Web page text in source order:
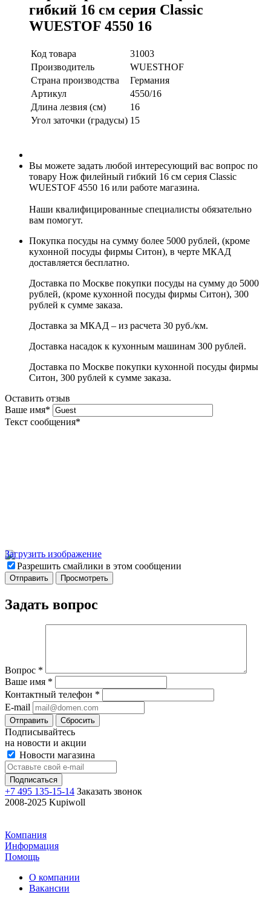
гибкий 16 см серия Classic
WUESTOF 4550 16
Код товара
31003
Производитель
WUESTHOF
Страна производства
Германия
Артикул
4550/16
Длина лезвия (см)
16
Угол заточки (градусы) 15
Вы можете задать любой интересующий вас вопрос по
товару Нож филейный гибкий 16 см серия Classic
WUESTOF 4550 16 или работе магазина.
Наши квалифицированные специалисты обязательно
вам помогут.
Покупка посуды на сумму более 5000 рублей, (кроме
кухонной посуды фирмы Ситон), в черте МКАД
доставляется бесплатно.
Доставка по Москве покупки посуды на сумму до 5000
рублей, (кроме кухонной посуды фирмы Ситон), 300
рублей к сумме заказа.
Доставка за МКАД – из расчета 30 руб./км.
Доставка насадок к кухонным машинам 300 рублей.
Доставка по Москве покупки кухонной посуды фирмы
Ситон, 300 рублей к сумме заказа.
Оставить отзыв
Ваше имя*
Текст сообщения*
Загрузить изображение
Разрешить смайлики в этом сообщении
Задать вопрос
Вопрос *
Ваше имя *
Контактный телефон *
E-mail
Отправить Сбросить
Подписывайтесь
на новости и акции
Новости магазина
+7 495 135-15-14 Заказать звонок
2008-2025 Kupiwoll
Компания
Информация
Помощь
О компании
Вакансии